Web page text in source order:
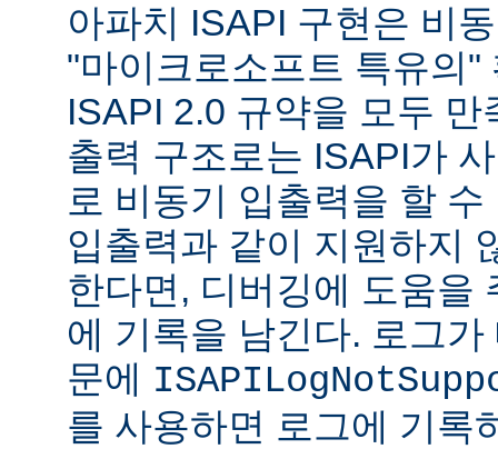
아파치 ISAPI 구현은 비
"마이크로소프트 특유의"
ISAPI 2.0 규약을 모두
출력 구조로는 ISAPI가
로 비동기 입출력을 할
입출력과 같이 지원하지
한다면, 디버깅에 도움을
에 기록을 남긴다. 로그
문에
를 사용하면 로그에 기록